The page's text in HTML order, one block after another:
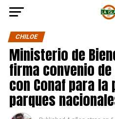
CHILOE
Ministerio de
firma convenio
con Conaf para
parques